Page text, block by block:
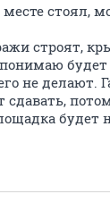
стоял,
строят,
не делают.
сдавать,
будет